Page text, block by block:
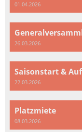
01.04.2026
26.03.2026
Saisonstart &
22.03.2026
Platzmiete
08.03.2026